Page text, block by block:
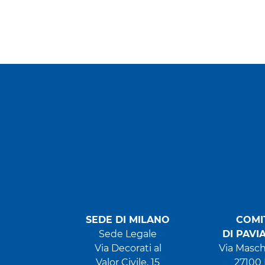
SEDE DI MILANO
Sede Legale
Via Decorati al
Valor Civile, 15
DI
Via
27100